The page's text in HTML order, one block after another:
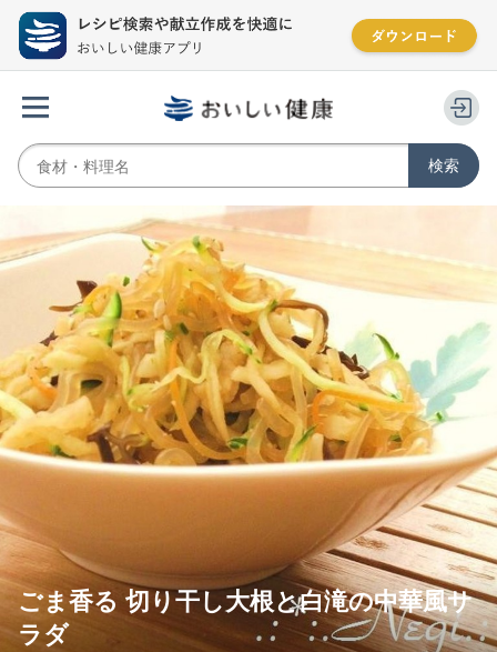
ごま香る 切り干し大根と白滝の中華風サ
ラダ